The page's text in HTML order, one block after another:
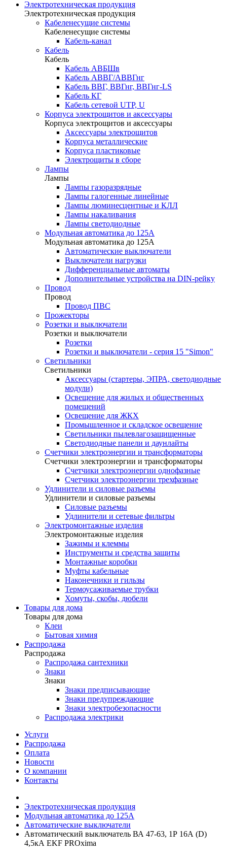
Электротехническая продукция
Электротехническая продукция
Кабеленесущие системы
Кабеленесущие системы
Кабель-канал
Кабель
Кабель
Кабель АВБШв
Кабель АВВГ/АВВГнг
Кабель ВВГ, ВВГнг, ВВГнг-LS
Кабель КГ
Кабель сетевой UTP, U
Корпуса электрощитов и аксессуары
Корпуса электрощитов и аксессуары
Аксессуары электрощитов
Корпуса металлические
Корпуса пластиковые
Электрощиты в сборе
Лампы
Лампы
Лампы газоразрядные
Лампы галогенные линейные
Лампы люминесцентные и КЛЛ
Лампы накаливания
Лампы светодиодные
Модульная автоматика до 125А
Модульная автоматика до 125А
Автоматические выключатели
Выключатели нагрузки
Дифференциальные автоматы
Дополнительные устройства на DIN-рейку
Провод
Провод
Провод ПВС
Прожекторы
Розетки и выключатели
Розетки и выключатели
Розетки
Розетки и выключатели - серия 15 "Simon"
Светильники
Светильники
Аксессуары (стартеры, ЭПРА, светодиодные
модули)
Освещение для жилых и общественных
помещений
Освещение для ЖКХ
Промышленное и складское освещение
Светильники пылевлагозащищенные
Светодиодные панели и даунлайты
Счетчики электроэнергии и трансформаторы
Счетчики электроэнергии и трансформаторы
Счетчики электроэнергии однофазные
Счетчики электроэнергии трехфазные
Удлинители и силовые разъемы
Удлинители и силовые разъемы
Силовые разъемы
Удлинители и сетевые фильтры
Электромонтажные изделия
Электромонтажные изделия
Зажимы и клеммы
Инструменты и средства защиты
Монтажные коробки
Муфты кабельные
Наконечники и гильзы
Термоусаживаемые трубки
Хомуты, скобы, дюбели
Товары для дома
Товары для дома
Клеи
Бытовая химия
Распродажа
Распродажа
Распродажа сантехники
Знаки
Знаки
Знаки предписывающие
Знаки предупреждающие
Знаки электробезопасности
Распродажа электрики
Услуги
Распродажа
Оплата
Новости
О компании
Контакты
Электротехническая продукция
Модульная автоматика до 125А
Автоматические выключатели
Автоматический выключатель ВА 47-63, 1Р 16А (D)
4,5кА EKF PROxima